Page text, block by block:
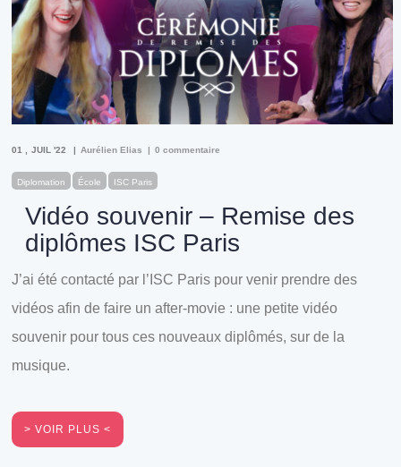
01 JUIL '22 Aurélien Elias 0 commentaire
Diplomation École ISC Paris
Vidéo souvenir – Remise des
diplômes ISC Paris
J’ai été contacté par l’ISC Paris pour venir prendre des
vidéos afin de faire un after-movie : une petite vidéo
souvenir pour tous ces nouveaux diplômés, sur de la
musique.
VOIR PLUS